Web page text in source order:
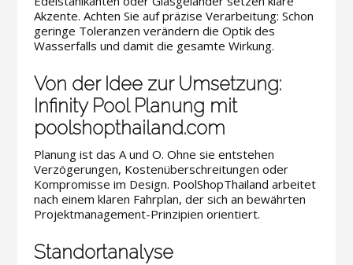
Akzente. Achten Sie auf präzise Verarbeitung: Schon
geringe Toleranzen verändern die Optik des
Wasserfalls und damit die gesamte Wirkung.
Von der Idee zur Umsetzung:
Infinity Pool Planung mit
poolshopthailand.com
Planung ist das A und O. Ohne sie entstehen
Verzögerungen, Kostenüberschreitungen oder
Kompromisse im Design. PoolShopThailand arbeitet
nach einem klaren Fahrplan, der sich an bewährten
Projektmanagement-Prinzipien orientiert.
Standortanalyse